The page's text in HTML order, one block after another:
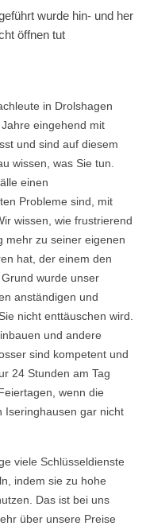
wurde hin- und her
öffnen tut
in Drolshagen
eingehend mit
und sind auf diesem
wissen, was Sie tun.
einen
Probleme sind, mit
wissen, wie frustrierend
mehr zu seiner eigenen
hat, der einem den
wurde unser
anständigen und
nicht enttäuschen wird.
und andere
sind kompetent und
24 Stunden am Tag
wenn die
Iseringhausen gar nicht
viele Schlüsseldienste
indem sie zu hohe
Das ist bei uns
über unsere Preise